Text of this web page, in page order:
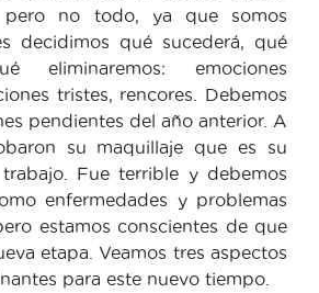
pero no todo, ya que somos
decidimos qué sucederá, qué
eliminaremos: emociones
tristes, rencores. Debemos
pendientes del año anterior. A
su maquillaje que es su
Fue terrible y debemos
enfermedades y problemas
estamos conscientes de que
etapa. Veamos tres aspectos
para este nuevo tiempo.